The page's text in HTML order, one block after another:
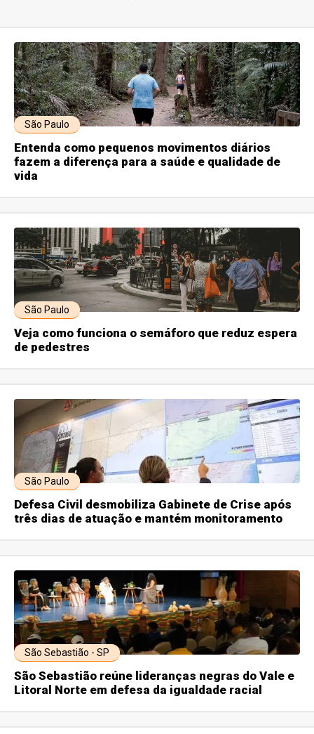
São Paulo
Entenda como pequenos movimentos diários
fazem a diferença para a saúde e qualidade de
vida
São Paulo
Veja como funciona o semáforo que reduz espera
de pedestres
São Paulo
Defesa Civil desmobiliza Gabinete de Crise após
três dias de atuação e mantém monitoramento
São Sebastião - SP
São Sebastião reúne lideranças negras do Vale e
Litoral Norte em defesa da igualdade racial